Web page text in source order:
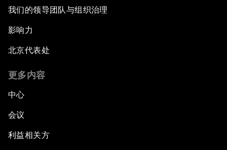
我们的领导团队与组织治理
影响力
北京代表处
更多内容
中心
会议
利益相关方